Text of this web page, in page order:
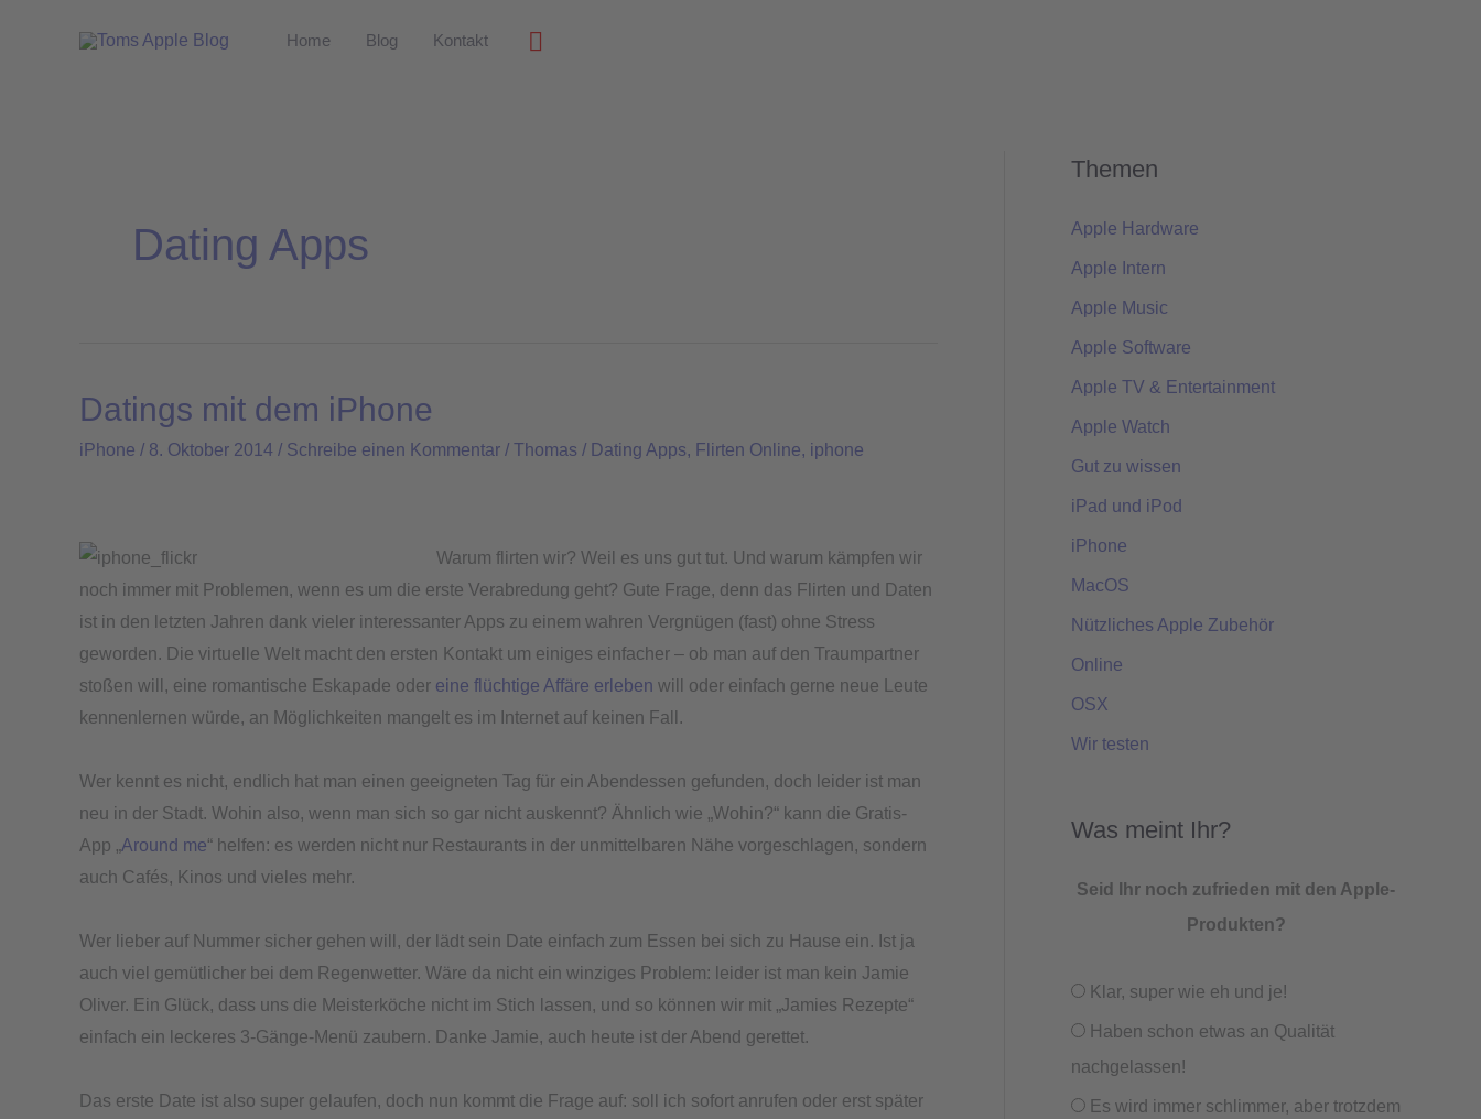
Home Blog Kontakt Suchen
Dating Apps
Datings mit dem iPhone
iPhone / 8. Oktober 2014 / Schreibe einen Kommentar / Thomas / Dating Apps, Flirten Online, iphone
Warum flirten wir? Weil es uns gut tut. Und warum kämpfen wir
noch immer mit Problemen, wenn es um die erste Verabredung geht? Gute Frage, denn das Flirten und Daten
ist in den letzten Jahren dank vieler interessanter Apps zu einem wahren Vergnügen (fast) ohne Stress
geworden. Die virtuelle Welt macht den ersten Kontakt um einiges einfacher – ob man auf den Traumpartner
stoßen will, eine romantische Eskapade oder eine flüchtige Affäre erleben will oder einfach gerne neue Leute
kennenlernen würde, an Möglichkeiten mangelt es im Internet auf keinen Fall.
Wer kennt es nicht, endlich hat man einen geeigneten Tag für ein Abendessen gefunden, doch leider ist man
neu in der Stadt. Wohin also, wenn man sich so gar nicht auskennt? Ähnlich wie „Wohin?“ kann die Gratis-
App „Around me“ helfen: es werden nicht nur Restaurants in der unmittelbaren Nähe vorgeschlagen, sondern
auch Cafés, Kinos und vieles mehr.
Wer lieber auf Nummer sicher gehen will, der lädt sein Date einfach zum Essen bei sich zu Hause ein. Ist ja
auch viel gemütlicher bei dem Regenwetter. Wäre da nicht ein winziges Problem: leider ist man kein Jamie
Oliver. Ein Glück, dass uns die Meisterköche nicht im Stich lassen, und so können wir mit „Jamies Rezepte“
einfach ein leckeres 3-Gänge-Menü zaubern. Danke Jamie, auch heute ist der Abend gerettet.
Das erste Date ist also super gelaufen, doch nun kommt die Frage auf: soll ich sofort anrufen oder erst später
Datings
Themen
Apple Hardware
Apple Intern
Apple Music
Apple Software
Apple TV & Entertainment
Apple Watch
Gut zu wissen
iPad und iPod
iPhone
MacOS
Nützliches Apple Zubehör
Online
OSX
Wir testen
Was meint Ihr?
Seid Ihr noch zufrieden mit den Apple-
Produkten?
Klar, super wie eh und je!
Haben schon etwas an Qualität
nachgelassen!
Es wird immer schlimmer, aber trotzdem